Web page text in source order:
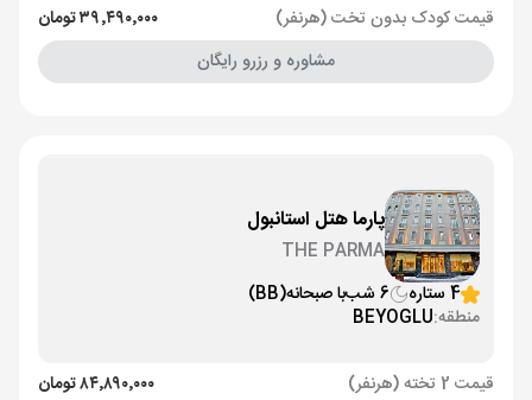
قیمت کودک بدون تخت (هرنفر)
۳۹٬۴۹۰٬۰۰۰ تومان
مشاوره و رزرو رایگان
پارما هتل استانبول
THE PARMA
4 ستاره
6 شب با صبحانه(BB)
منطقه:BEYOGLU
قیمت 2 تخته (هرنفر)
۸۴٬۸۹۰٬۰۰۰ تومان